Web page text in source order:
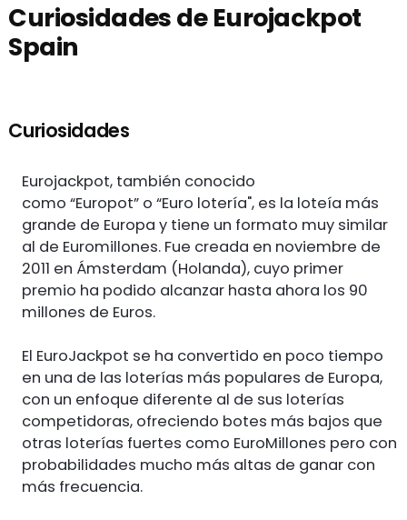
Curiosidades de Eurojackpot
Spain
Curiosidades
Eurojackpot, también conocido
como “Europot” o “Euro lotería", es la loteía más
grande de Europa y tiene un formato muy similar
al de Euromillones. Fue creada en noviembre de
2011 en Ámsterdam (Holanda), cuyo primer
premio ha podido alcanzar hasta ahora los 90
millones de Euros.
El EuroJackpot se ha convertido en poco tiempo
en una de las loterías más populares de Europa,
con un enfoque diferente al de sus loterías
competidoras, ofreciendo botes más bajos que
otras loterías fuertes como EuroMillones pero con
probabilidades mucho más altas de ganar con
más frecuencia.